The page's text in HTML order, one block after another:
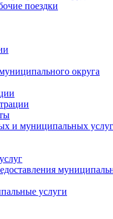
поездки
округа
и муниципальных услуг
услуги